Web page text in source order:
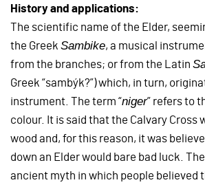
History and applications:
The scientific name of the Elder,
the Greek Sambike, a musical
from the branches; or from the Latin
Greek “sambýk?”) which, in turn,
instrument. The term “niger” refers to
colour. It is said that the Calvary Cross
wood and, for this reason, it was
down an Elder would bare bad luck.
ancient myth in which people believed